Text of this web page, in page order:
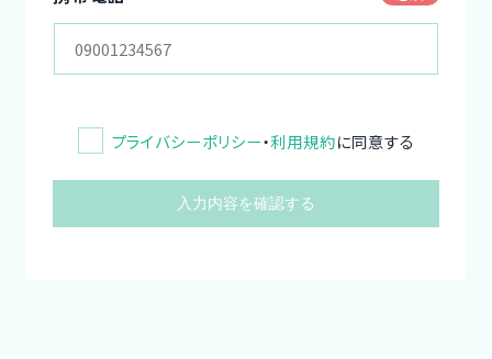
プライバシーポリシー・利用規約に同意する
入力内容を確認する